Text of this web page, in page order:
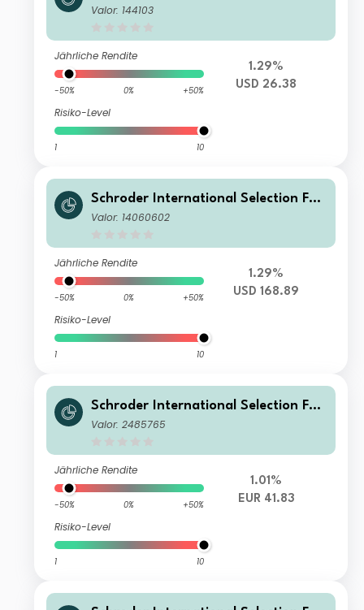
d Asian Opportunities A Distribution
Valor: 144103
Jährliche Rendite
-50% 0% +50%
Risiko-Level
1 10
1.29%
USD 26.38
Schroder International Selection Fun
d Asian Opportunities IS Distributio
Valor: 14060602
Jährliche Rendite
-50% 0% +50%
Risiko-Level
1 10
1.29%
USD 168.89
Schroder International Selection Fun
d Asian Opportunities C Accumulati
Valor: 2485765
Jährliche Rendite
-50% 0% +50%
Risiko-Level
1 10
1.01%
EUR 41.83